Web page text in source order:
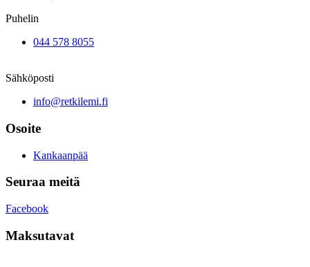
Puhelin
044 578 8055
Sähköposti
info@retkilemi.fi
Osoite
Kankaanpää
Seuraa meitä
Facebook
Maksutavat